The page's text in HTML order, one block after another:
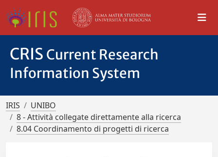
CRIS Current Research
Information System
IRIS
UNIBO
8 - Attività collegate direttamente alla ricerca
8.04 Coordinamento di progetti di ricerca